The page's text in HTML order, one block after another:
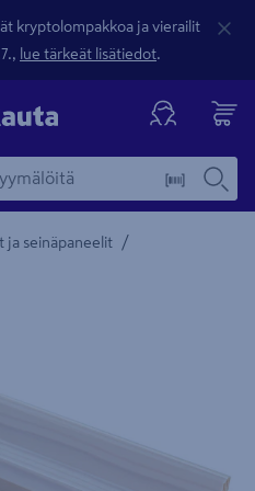
kryptolompakkoa ja vierailit
lue tärkeät lisätiedot.
ja seinäpaneelit /
Tuotteen kuvaus -